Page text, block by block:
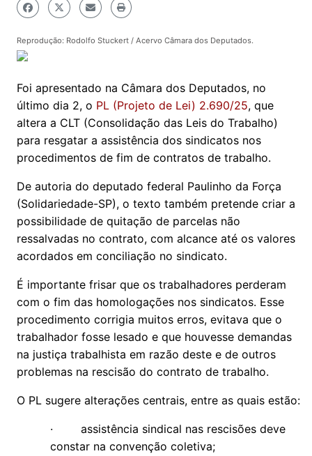
Reprodução: Rodolfo Stuckert / Acervo Câmara dos Deputados.
Foi apresentado na Câmara dos Deputados, no
último dia 2, o PL (Projeto de Lei) 2.690/25, que
altera a CLT (Consolidação das Leis do Trabalho)
para resgatar a assistência dos sindicatos nos
procedimentos de fim de contratos de trabalho.
De autoria do deputado federal Paulinho da Força
(Solidariedade-SP), o texto também pretende criar a
possibilidade de quitação de parcelas não
ressalvadas no contrato, com alcance até os valores
acordados em conciliação no sindicato.
É importante frisar que os trabalhadores perderam
com o fim das homologações nos sindicatos. Esse
procedimento corrigia muitos erros, evitava que o
trabalhador fosse lesado e que houvesse demandas
na justiça trabalhista em razão deste e de outros
problemas na rescisão do contrato de trabalho.
O PL sugere alterações centrais, entre as quais estão:
· assistência sindical nas rescisões deve
constar na convenção coletiva;